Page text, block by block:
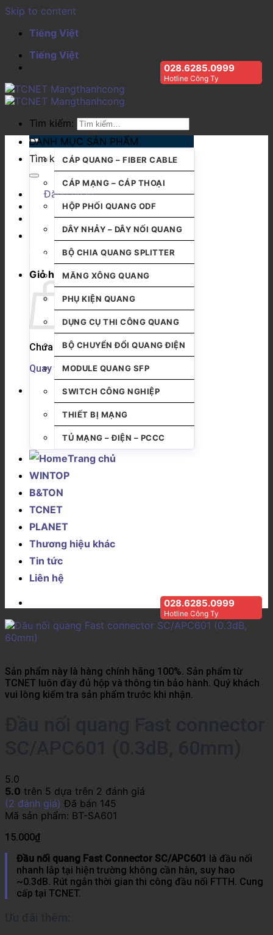
Skip to content
Tiếng Việt
Tiếng Việt
028.6285.0999
Hotline Công Ty
Tìm kiếm:
Tìm kiếm:
Đăng nhập
Giỏ hàng
Chưa có sản phẩm trong giỏ hàng.
Quay trở lại cửa hàng
DANH MỤC SẢN PHẨM
CÁP QUANG – FIBER CABLE
CÁP MẠNG – CÁP THOẠI
HỘP PHỐI QUANG ODF
DÂY NHẢY – DÂY NỐI QUANG
BỘ CHIA QUANG SPLITTER
MĂNG XÔNG QUANG
PHỤ KIỆN QUANG
DỤNG CỤ THI CÔNG QUANG
BỘ CHUYỂN ĐỔI QUANG ĐIỆN
MODULE QUANG SFP
SWITCH CÔNG NGHIỆP
THIẾT BỊ MẠNG
TỦ MẠNG – ĐIỆN – PCCC
Trang chủ
WINTOP
B&TON
TCNET
PLANET
Thương hiệu khác
Tin tức
Liên hệ
028.6285.0999
Hotline Công Ty
Sản phẩm này là hàng chính hãng 100%. Sản phẩm từ
TCNET luôn đầy đủ hộp và thông tin bảo hành. Quý khách
vui lòng kiểm tra sản phẩm trước khi nhận.
5.0
5.0 trên 5 dựa trên 2 đánh giá
(2 đánh giá) Đã bán 145
Mã sản phẩm: BT-SA601
15.000₫
Đầu nối quang Fast Connector SC/APC601 là đầu nối
nhanh lắp tại hiện trường không cần hàn, suy hao
~0.3dB. Rút ngắn thời gian thi công đầu nối FTTH. Cung
cấp tại TCNET.